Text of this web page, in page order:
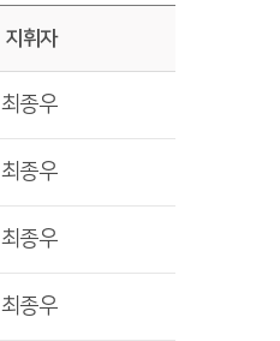
지휘자
최종우
최종우
최종우
최종우